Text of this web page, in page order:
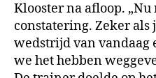
Klooster na afloop.
constatering. Zeker als
wedstrijd van vandaag
we het hebben